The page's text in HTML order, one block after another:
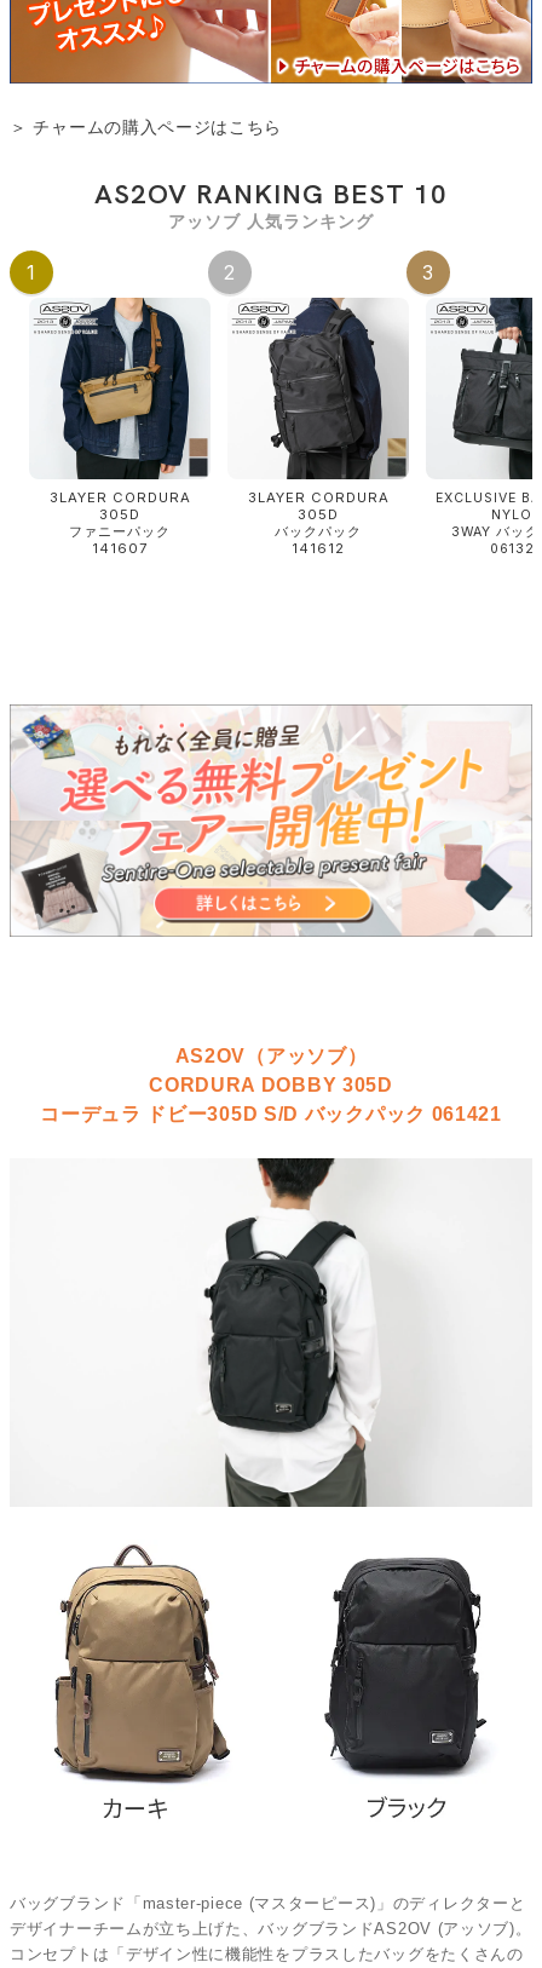
＞ チャームの購入ページはこちら
AS2OV（アッソブ）
CORDURA DOBBY 305D
コーデュラ ドビー305D S/D バックパック 061421
バッグブランド「master-piece (マスターピース)」のディレクターと
デザイナーチームが立ち上げた、バッグブランドAS2OV (アッソブ)。
コンセプトは「デザイン性に機能性をプラスしたバッグをたくさんの